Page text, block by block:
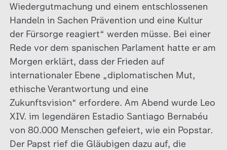
Wiedergutmachung und einem entschlossenen
Handeln in Sachen Prävention und eine Kultur
der Fürsorge reagiert“ werden müsse. Bei einer
Rede vor dem spanischen Parlament hatte er am
Morgen erklärt, dass der Frieden auf
internationaler Ebene „diplomatischen Mut,
ethische Verantwortung und eine
Zukunftsvision“ erfordere. Am Abend wurde Leo
XIV. im legendären Estadio Santiago Bernabéu
von 80.000 Menschen gefeiert, wie ein Popstar.
Der Papst rief die Gläubigen dazu auf, die